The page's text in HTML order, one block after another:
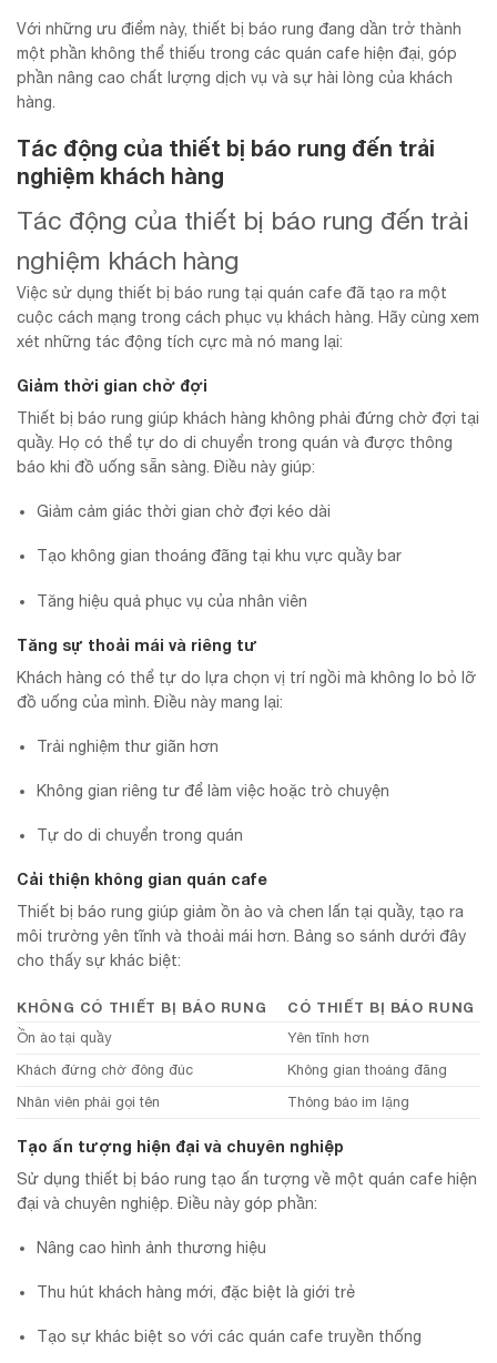
Với những ưu điểm này, thiết bị báo rung đang dần trở thành
một phần không thể thiếu trong các quán cafe hiện đại, góp
phần nâng cao chất lượng dịch vụ và sự hài lòng của khách
hàng.
Tác động của thiết bị báo rung đến trải
nghiệm khách hàng
Tác động của thiết bị báo rung đến trải
nghiệm khách hàng
Việc sử dụng thiết bị báo rung tại quán cafe đã tạo ra một
cuộc cách mạng trong cách phục vụ khách hàng. Hãy cùng xem
xét những tác động tích cực mà nó mang lại:
Giảm thời gian chờ đợi
Thiết bị báo rung giúp khách hàng không phải đứng chờ đợi tại
quầy. Họ có thể tự do di chuyển trong quán và được thông
báo khi đồ uống sẵn sàng. Điều này giúp:
Giảm cảm giác thời gian chờ đợi kéo dài
Tạo không gian thoáng đãng tại khu vực quầy bar
Tăng hiệu quả phục vụ của nhân viên
Tăng sự thoải mái và riêng tư
Khách hàng có thể tự do lựa chọn vị trí ngồi mà không lo bỏ lỡ
đồ uống của mình. Điều này mang lại:
Trải nghiệm thư giãn hơn
Không gian riêng tư để làm việc hoặc trò chuyện
Tự do di chuyển trong quán
Cải thiện không gian quán cafe
Thiết bị báo rung giúp giảm ồn ào và chen lấn tại quầy, tạo ra
môi trường yên tĩnh và thoải mái hơn. Bảng so sánh dưới đây
cho thấy sự khác biệt:
KHÔNG CÓ THIẾT BỊ BÁO RUNG
CÓ THIẾT BỊ BÁO RUNG
Ồn ào tại quầy
Yên tĩnh hơn
Khách đứng chờ đông đúc
Không gian thoáng đãng
Nhân viên phải gọi tên
Thông báo im lặng
Tạo ấn tượng hiện đại và chuyên nghiệp
Sử dụng thiết bị báo rung tạo ấn tượng về một quán cafe hiện
đại và chuyên nghiệp. Điều này góp phần:
Nâng cao hình ảnh thương hiệu
Thu hút khách hàng mới, đặc biệt là giới trẻ
Tạo sự khác biệt so với các quán cafe truyền thống